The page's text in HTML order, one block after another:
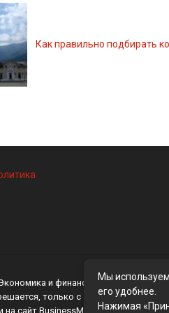
Как правильно подбирать
и финансы
только с
на сайт BusinessMix
Мы
его удобнее.
Нажимая